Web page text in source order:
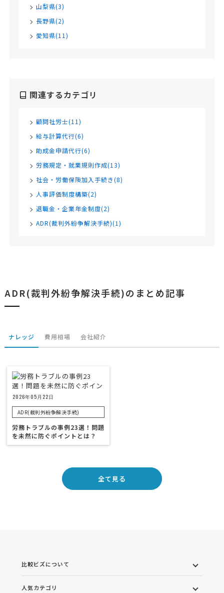
山梨県(3)
長野県(2)
愛知県(11)
関連するカテゴリ
顧問社労士(11)
給与計算代行(6)
助成金申請代行(6)
労務規定・就業規則作成(13)
社会・労働保険加入手続き(8)
人事評価制度構築(2)
退職金・企業年金制度(2)
ADR(裁判外紛争解決手続)(1)
ADR(裁判外紛争解決手続)のまとめ記事
ナレッジ 費用相場 会社紹介
2026年05月22日
ADR(裁判外紛争解決手続)
労務トラブルの事例23選！問題
を未然に防ぐポイントとは？
全て見る
比較ビズについて
人気カテゴリ